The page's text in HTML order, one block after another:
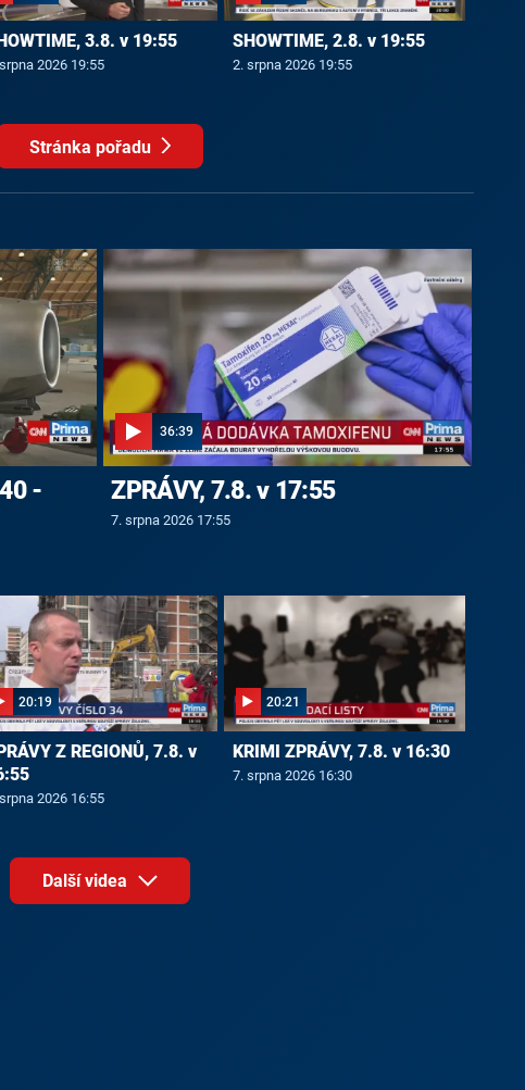
3.8. v 19:55
2026 19:55
SHOWTIME, 2.8. v 19:55
2. srpna 2026 19:55
Stránka pořadu
-
36:39
ZPRÁVY, 7.8. v 17:55
7. srpna 2026 17:55
20:19
Z REGIONŮ, 7.8. v
2026 16:55
20:21
KRIMI ZPRÁVY, 7.8. v 16:30
7. srpna 2026 16:30
Další videa